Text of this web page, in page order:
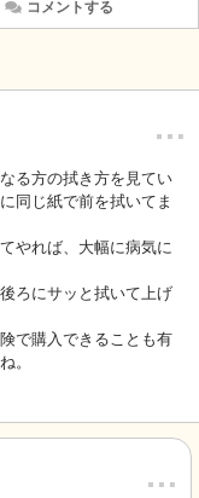
コメントする
…
る方の拭き方を見てい
同じ紙で前を拭いてま
やれば、大幅に病気に
ろにサッと拭いて上げ
で購入できることも有
。
…